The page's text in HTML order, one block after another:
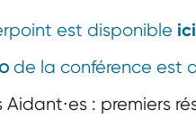
est disponible
de la conférence est